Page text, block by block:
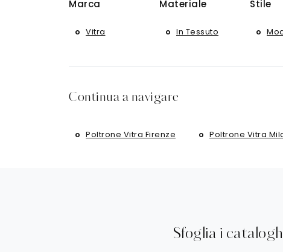
Marca
Vitra
Materiale
In Tessuto
Stile
Continua a navigare
Poltrone Vitra Firenze Poltrone Vitra
Sfoglia i